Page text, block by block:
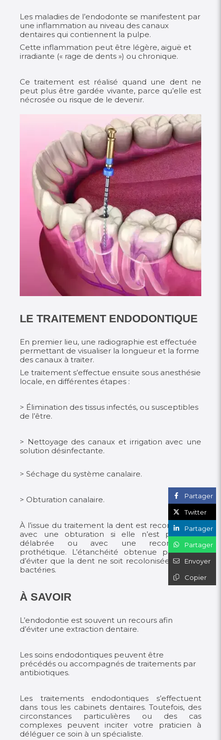
Les maladies de l’endodonte se manifestent par
une inflammation au niveau des canaux
dentaires qui contiennent la pulpe.
Cette inflammation peut être légère, aiguë et
irradiante (« rage de dents ») ou chronique.
Ce traitement est réalisé quand une dent ne
peut plus être gardée vivante, parce qu’elle est
nécrosée ou risque de le devenir.
LE TRAITEMENT ENDODONTIQUE
En premier lieu, une radiographie est effectuée
permettant de visualiser la longueur et la forme
des canaux à traiter.
Le traitement s’effectue ensuite sous anesthésie
locale, en différentes étapes :
> Élimination des tissus infectés, ou susceptibles
de l’être.
> Nettoyage des canaux et irrigation avec une
solution désinfectante.
> Séchage du système canalaire.
> Obturation canalaire.
À l’issue du traitement la dent est reconstituée :
avec une obturation si elle n’est pas trop
délabrée ou avec une reconstitution
prothétique. L’étanchéité obtenue permettra
d’éviter que la dent ne soit recolonisée par des
bactéries.
À SAVOIR
L’endodontie est souvent un recours afin
d’éviter une extraction dentaire.
Les soins endodontiques peuvent être
précédés ou accompagnés de traitements par
antibiotiques.
Les traitements endodontiques s’effectuent
dans tous les cabinets dentaires. Toutefois, des
circonstances particulières ou des cas
complexes peuvent inciter votre praticien à
déléguer ce soin à un spécialiste.
Partager
Twitter
Partager
Partager
Envoyer
Copier